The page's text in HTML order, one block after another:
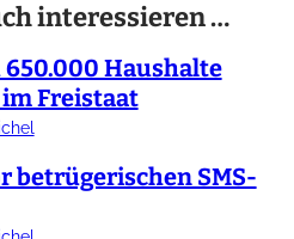
interessieren …
Haushalte
Freistaat
betrügerischen SMS-